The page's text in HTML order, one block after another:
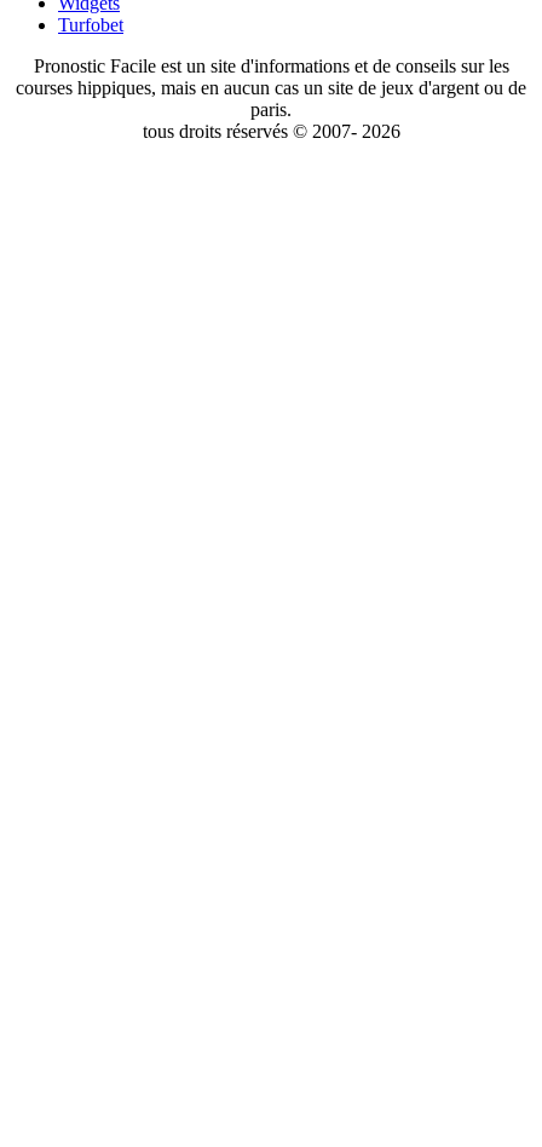
Turfobet
Pronostic Facile est un site d'informations et de conseils sur les
courses hippiques, mais en aucun cas un site de jeux d'argent ou de
paris.
tous droits réservés © 2007- 2026